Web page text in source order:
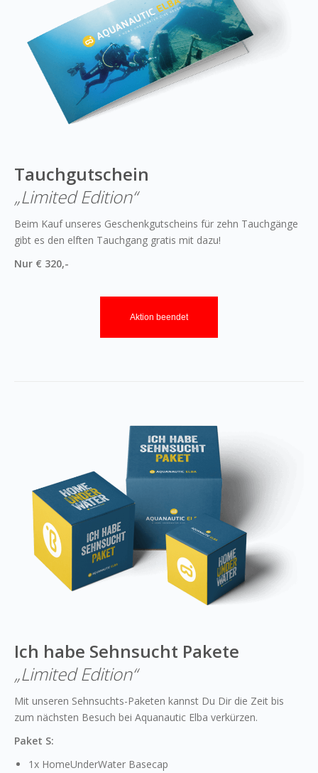
Tauchgutschein
„Limited Edition“
Beim Kauf unseres Geschenkgutscheins für zehn Tauchgänge
gibt es den elften Tauchgang gratis mit dazu!
Nur € 320,-
Aktion beendet
Ich habe Sehnsucht Pakete
„Limited Edition“
Mit unseren Sehnsuchts-Paketen kannst Du Dir die Zeit bis
zum nächsten Besuch bei Aquanautic Elba verkürzen.
Paket S:
1x HomeUnderWater Basecap